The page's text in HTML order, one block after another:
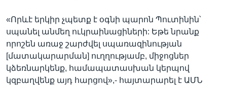
«Որևէ երկիր չպետք է օգնի պարոն Պուտինին՝
սպանել անմեղ ուկրաինացիների: Եթե նրանք
որոշեն առաջ շարժվել սպառազինության
[մատակարարման] ուղղությամբ, միջոցներ
կձեռնարկենք, համապատասխան կերպով
կզբաղվենք այդ հարցով»,- հայտարարել է ԱՄՆ